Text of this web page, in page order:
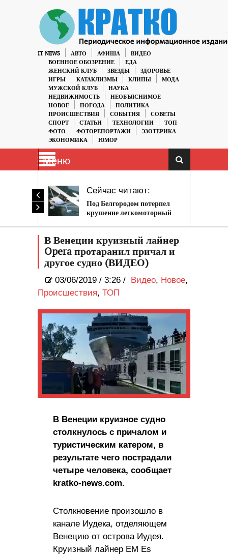
IT NEWS АВТО АФИША
ВИДЕО
ВОЕННОЕ ОБОЗРЕНИЕ
ЕДА
ЖЕНСКИЙ КЛУБ
ЗВЕЗДЫ
ЗДОРОВЬЕ
ИГРЫ
КАТАКЛИЗМЫ КЛИПЫ
МОДА
МУЖСКОЙ КЛУБ
НАУКА
НЕДВИЖИМОСТЬ
НЕОБЪЯСНИМОЕ
НОВОЕ
ПОГОДА
ПОЛИТИКА
ПРОИСШЕСТВИЯ
СОБЫТИЯ
СОВЕТЫ
СПОРТ
СТАТЬИ ТЕХНОЛОГИИ
ТОП
ФОТО
ФОТОРЕПОРТАЖИ
ЭЗОТЕРИКА
ЭКОНОМИКА
ЮМОР
Меню
Сейчас читают:
Под Белгородом потерпел
крушение легкомоторный
В Венеции круизный лайнер
Opera протаранил причал и
другое судно (ВИДЕО)
03/06/2019 / 3:26 / Видео, Новое,
Происшествия, ТОП
В Венеции круизное судно
столкнулось с причалом и
туристическим катером, в
результате чего пострадали
четыре человека, сообщает
kratko-news.com.
Столкновение произошло в
канале Иудека, отделяющем
Венецию от острова Иудея.
Круизный лайнер EM Es